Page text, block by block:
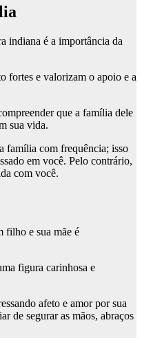
indiana é a importância da
fortes e valorizam o apoio e a
que a família dele
sua vida.
família com frequência; isso
em você. Pelo contrário,
com você.
filho e sua mãe é
figura carinhosa e
afeto e amor por sua
de segurar as mãos, abraços